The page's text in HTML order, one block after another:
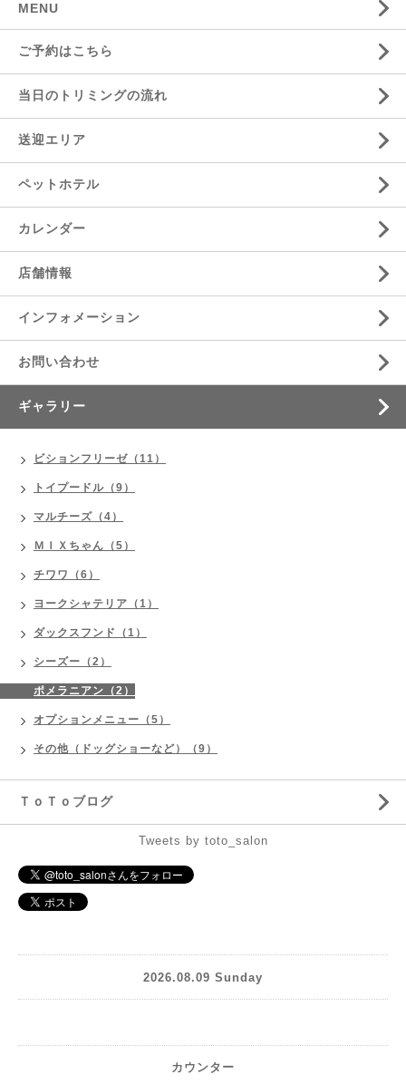
MENU
ご予約はこちら
当日のトリミングの流れ
送迎エリア
ペットホテル
カレンダー
店舗情報
インフォメーション
お問い合わせ
ギャラリー
ビションフリーゼ（11）
トイプードル（9）
マルチーズ（4）
ＭＩＸちゃん（5）
チワワ（6）
ヨークシャテリア（1）
ダックスフンド（1）
シーズー（2）
ポメラニアン（2）
オプションメニュー（5）
その他（ドッグショーなど）（9）
ＴｏＴｏブログ
Tweets by toto_salon
2026.08.09 Sunday
カウンター